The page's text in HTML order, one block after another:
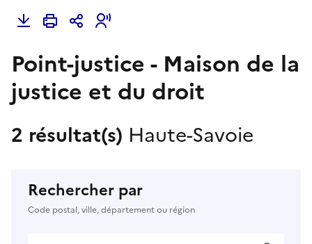
Point-justice - Maison de la
justice et du droit
2 résultat(s) Haute-Savoie
Rechercher par
Code postal, ville, département ou région